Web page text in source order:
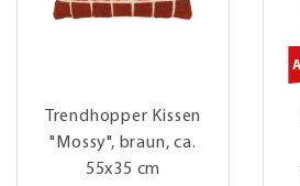
Trendhopper Kissen
"Mossy", braun, ca.
55x35 cm